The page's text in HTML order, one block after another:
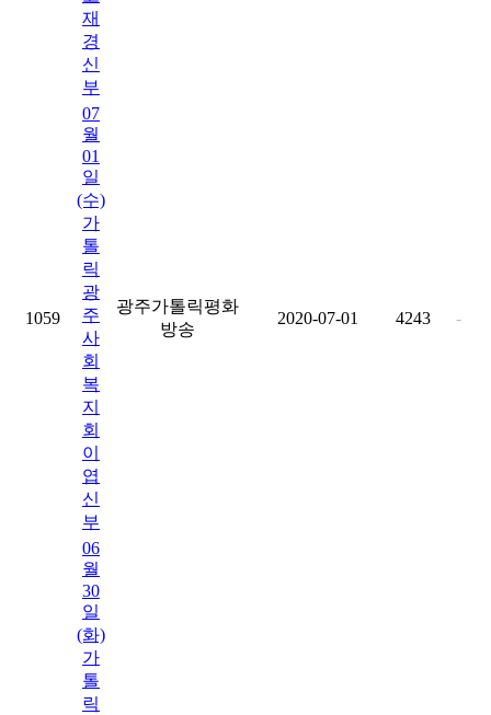
재
경
신
부
1059
07
월
01
일
(수)
가
톨
릭
광
주
사
회
복
지
회
이
엽
신
부
광주가톨릭평화
방송
2020-07-01 4243 -
06
월
30
일
(화)
가
톨
릭